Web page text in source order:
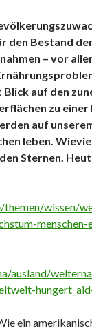
den Bestand
– vor
Blick auf den
zu einer
auf
leben.
Sternen.
wissen/
ausland/
ein